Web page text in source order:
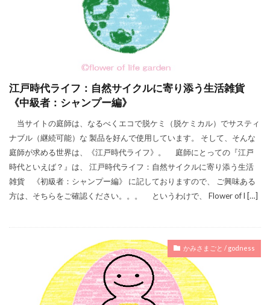
江戸時代ライフ：自然サイクルに寄り添う生活雑貨
《中級者：シャンプー編》
当サイトの庭師は、なるべくエコで脱ケミ（脱ケミカル）でサスティ
ナブル（継続可能）な 製品を好んで使用しています。 そして、そんな
庭師が求める世界は、《江戸時代ライフ》。 庭師にとっての『江戸
時代といえば？』は、 江戸時代ライフ：自然サイクルに寄り添う生活
雑貨 《初級者：シャンプー編》 に記しておりますので、 ご興味ある
方は、そちらをご確認ください。。。 というわけで、 Flower of l […]
かみさまごと / godness